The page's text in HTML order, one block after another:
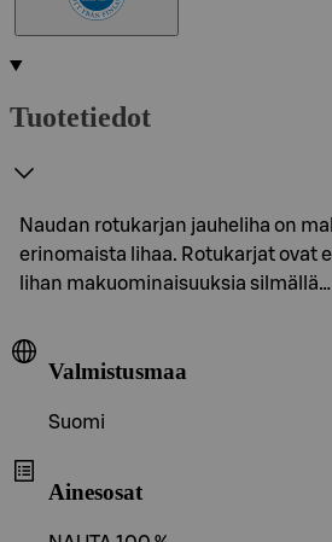
Tuotetiedot
Naudan rotukarjan jauheliha on
erinomaista lihaa. Rotukarjat ovat
lihan makuominaisuuksia silmällä…
Valmistusmaa
Suomi
Ainesosat